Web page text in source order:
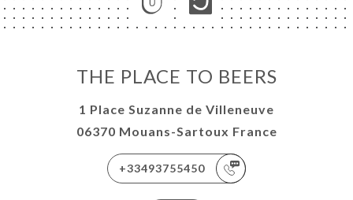
THE PLACE TO BEERS
1 Place Suzanne de Villeneuve
06370 Mouans-Sartoux France
+33493755450